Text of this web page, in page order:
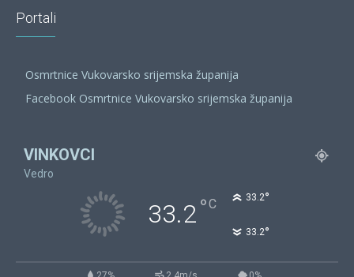
Portali
Osmrtnice Vukovarsko srijemska županija
Facebook Osmrtnice Vukovarsko srijemska županija
VINKOVCI
Vedro
33.2°C 33.2°
33.2°